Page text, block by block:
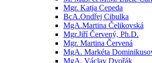
Mgr. Katja Cepeda
BcA.Ondřej Cibulka
MgA.Martina Čelikovská
Mgr.Jiří Červený, Ph.D.
Mgr. Martina Červená
MgA. Markéta
MgA. Václav Dvořák